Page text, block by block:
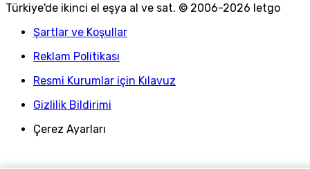
Türkiye'de ikinci el eşya al ve sat. © 2006-2026 letgo
Şartlar ve Koşullar
Reklam Politikası
Resmi Kurumlar için Kılavuz
Gizlilik Bildirimi
Çerez Ayarları